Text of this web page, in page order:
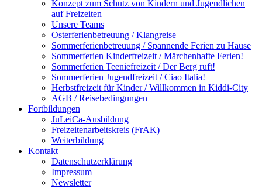
Konzept zum Schutz von Kindern und Jugendlichen
auf Freizeiten
Unsere Teams
Osterferienbetreuung / Klangreise
Sommerferienbetreuung / Spannende Ferien zu Hause
Sommerferien Kinderfreizeit / Märchenhafte Ferien!
Sommerferien Teeniefreizeit / Der Berg ruft!
Sommerferien Jugendfreizeit / Ciao Italia!
Herbstfreizeit für Kinder / Willkommen in Kiddi-City
AGB / Reisebedingungen
Fortbildungen
JuLeiCa-Ausbildung
Freizeitenarbeitskreis (FrAK)
Weiterbildung
Kontakt
Datenschutzerklärung
Impressum
Newsletter